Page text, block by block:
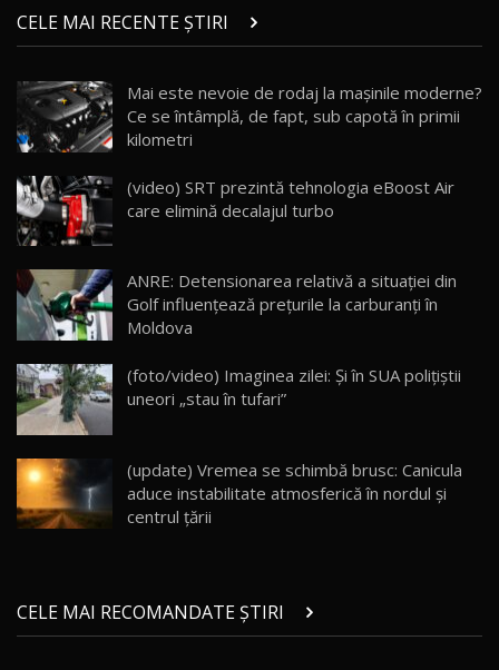
chinez care face lumea să se întoarcă după el
/ AutoBlog.MD
17:27
15 14:37
16
AutoBlogMD
13:10
17 20:06
30:08
AutoBlog.MD
23:36
20
Noul ZEEKR 7X / Test Drive AutoBlog.MD
29:08
21
Micul BYD Dolphin Surf / Test Drive
AutoBlog.MD
16:59
CELE MAI RECENTE ȘTIRI
Mai este nevoie de rodaj la mașinile moderne?
Ce se întâmplă, de fapt, sub capotă în primii
kilometri
(video) SRT prezintă tehnologia eBoost Air
care elimină decalajul turbo
ANRE: Detensionarea relativă a situației din
Golf influențează prețurile la carburanți în
Moldova
(foto/video) Imaginea zilei: Și în SUA polițiștii
uneori „stau în tufari”
(update) Vremea se schimbă brusc: Canicula
aduce instabilitate atmosferică în nordul și
centrul țării
CELE MAI RECOMANDATE ȘTIRI